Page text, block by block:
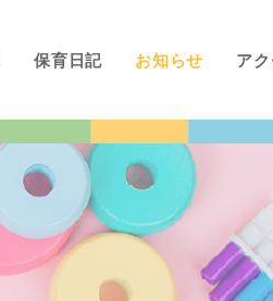
保育日記 お知らせ ア